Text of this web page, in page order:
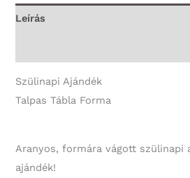
-
mennyiség
Leírás
Szülinapi Ajándék
Talpas Tábla Forma
Aranyos, formára vágott szülinapi
ajándék!